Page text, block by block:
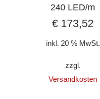
240 LED/m
€ 173,52
inkl. 20 % MwSt.
zzgl.
Versandkosten